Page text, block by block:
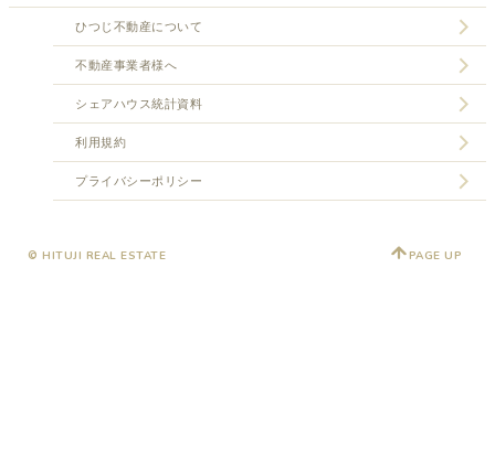
ひつじ不動産について
不動産事業者様へ
シェアハウス統計資料
利用規約
プライバシーポリシー
© HITUJI REAL ESTATE PAGE UP